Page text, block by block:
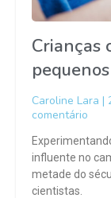
Crianças
Caroline Lara
comentário
influente no
metade do
cientistas.